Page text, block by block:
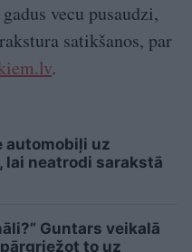
vecu pusaudzi,
satikšanos, par
.
automobiļi uz
lai neatrodi sarakstā
Guntars veikalā
to uz